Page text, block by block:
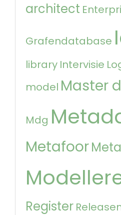
architect
Grafendatabase
library Intervisie
model Master
Mdg
Metafoor
Register